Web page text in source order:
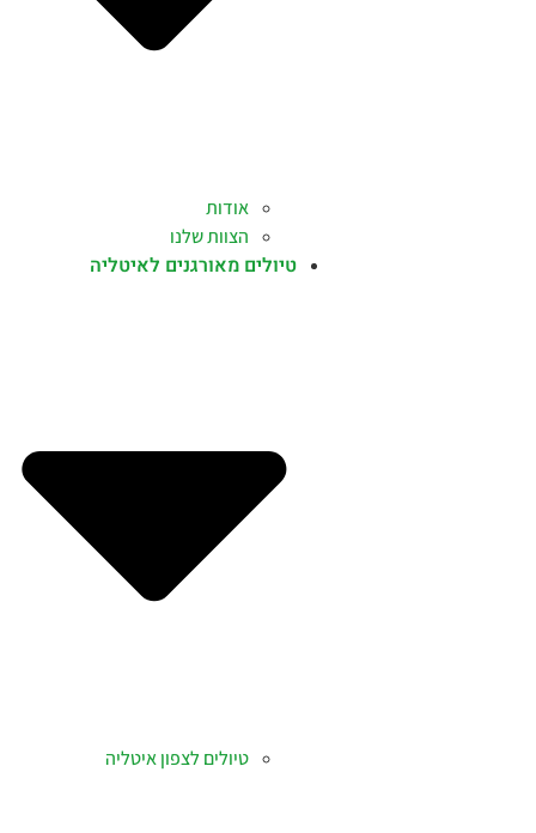
אודות
הצוות שלנו
טיולים מאורגנים לאיטליה
טיולים לצפון איטליה